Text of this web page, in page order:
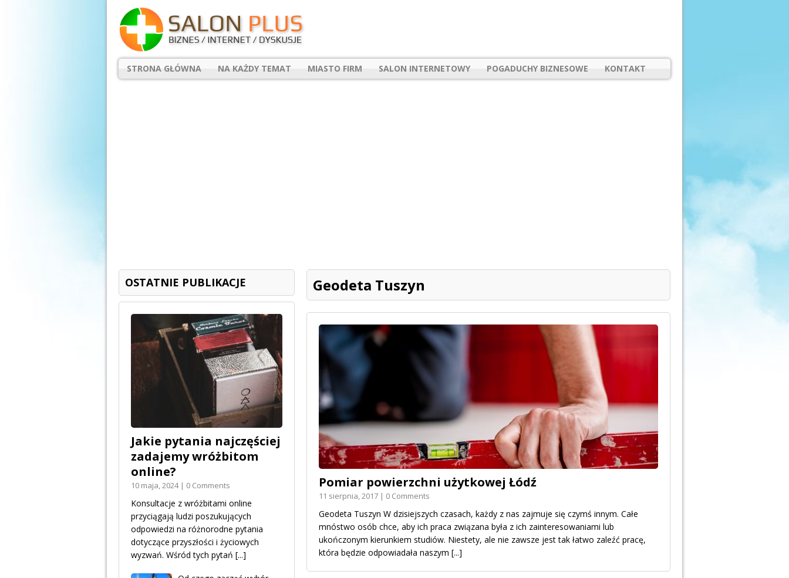
STRONA GŁÓWNA NA KAŻDY TEMAT MIASTO FIRM SALON INTERNETOWY POGADUCHY BIZNESOWE KONTAKT
Geodeta Tuszyn
Pomiar powierzchni użytkowej Łódź
11 sierpnia, 2017 | 0 Comments
Geodeta Tuszyn W dzisiejszych czasach, każdy z nas zajmuje się czymś innym. Całe
mnóstwo osób chce, aby ich praca związana była z ich zainteresowaniami lub
ukończonym kierunkiem studiów. Niestety, ale nie zawsze jest tak łatwo zaleźć pracę,
która będzie odpowiadała naszym [...]
OSTATNIE PUBLIKACJE
Jakie pytania najczęściej
zadajemy wróżbitom
online?
10 maja, 2024 | 0 Comments
Konsultacje z wróżbitami online
przyciągają ludzi poszukujących
odpowiedzi na różnorodne pytania
dotyczące przyszłości i życiowych
wyzwań. Wśród tych pytań [...]